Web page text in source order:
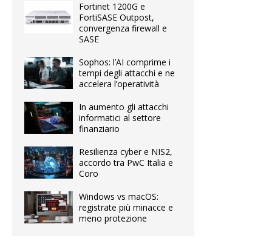
Fortinet 1200G e
FortiSASE Outpost,
convergenza firewall e
SASE
Sophos: l’AI comprime i
tempi degli attacchi e ne
accelera l’operatività
In aumento gli attacchi
informatici al settore
finanziario
Resilienza cyber e NIS2,
accordo tra PwC Italia e
Coro
Windows vs macOS:
registrate più minacce e
meno protezione